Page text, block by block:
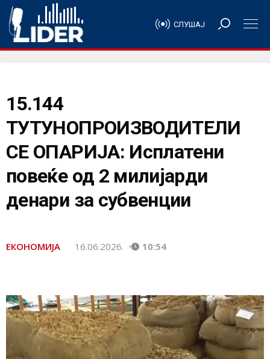
СЛУШАЈ
15.144
ТУТУНОПРОИЗВОДИТЕЛИ
СЕ ОПАРИЈА: Исплатени
повеќе од 2 милијарди
денари за субвенции
ЕКОНОМИЈА 16.06.2026. 10:54